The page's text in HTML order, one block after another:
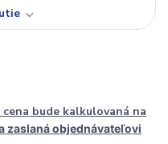
bude kalkulovaná na
zaslaná objednávateľovi